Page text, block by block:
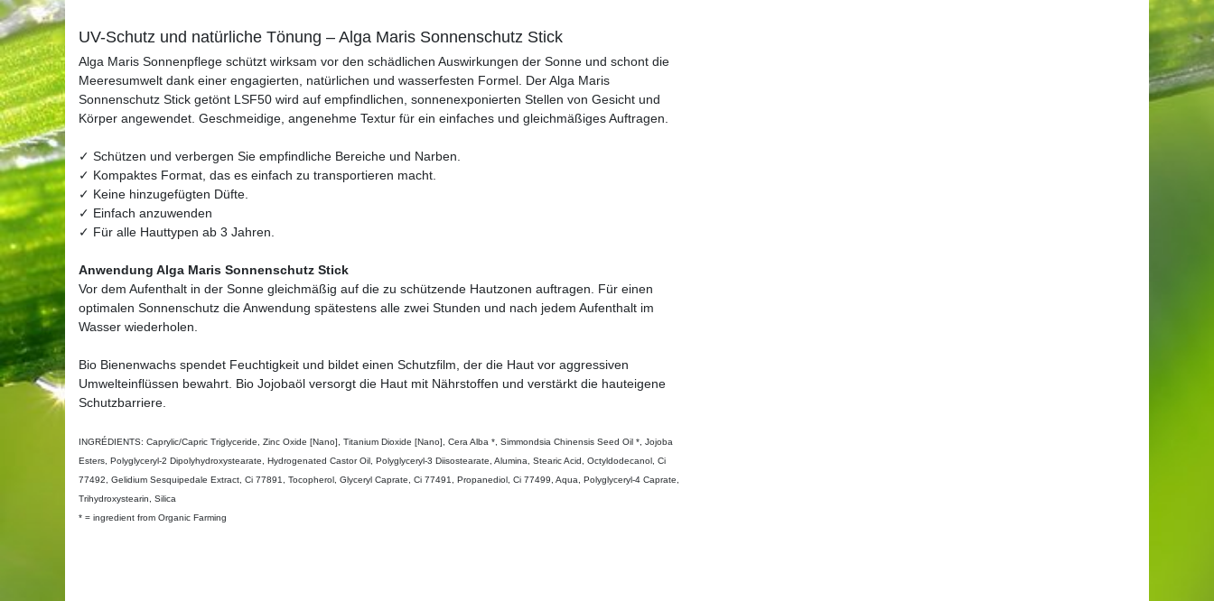
UV-Schutz und natürliche Tönung – Alga Maris Sonnenschutz Stick
Alga Maris Sonnenpflege schützt wirksam vor den schädlichen Auswirkungen der Sonne und schont die
Meeresumwelt dank einer engagierten, natürlichen und wasserfesten Formel. Der Alga Maris
Sonnenschutz Stick getönt LSF50 wird auf empfindlichen, sonnenexponierten Stellen von Gesicht und
Körper angewendet. Geschmeidige, angenehme Textur für ein einfaches und gleichmäßiges Auftragen.
✓ Schützen und verbergen Sie empfindliche Bereiche und Narben.
✓ Kompaktes Format, das es einfach zu transportieren macht.
✓ Keine hinzugefügten Düfte.
✓ Einfach anzuwenden
✓ Für alle Hauttypen ab 3 Jahren.
Anwendung Alga Maris Sonnenschutz Stick
Vor dem Aufenthalt in der Sonne gleichmäßig auf die zu schützende Hautzonen auftragen. Für einen
optimalen Sonnenschutz die Anwendung spätestens alle zwei Stunden und nach jedem Aufenthalt im
Wasser wiederholen.
Bio Bienenwachs spendet Feuchtigkeit und bildet einen Schutzfilm, der die Haut vor aggressiven
Umwelteinflüssen bewahrt. Bio Jojobaöl versorgt die Haut mit Nährstoffen und verstärkt die hauteigene
Schutzbarriere.
INGRÉDIENTS: Caprylic/Capric Triglyceride, Zinc Oxide [Nano], Titanium Dioxide [Nano], Cera Alba *, Simmondsia Chinensis Seed Oil *, Jojoba
Esters, Polyglyceryl-2 Dipolyhydroxystearate, Hydrogenated Castor Oil, Polyglyceryl-3 Diisostearate, Alumina, Stearic Acid, Octyldodecanol, Ci
77492, Gelidium Sesquipedale Extract, Ci 77891, Tocopherol, Glyceryl Caprate, Ci 77491, Propanediol, Ci 77499, Aqua, Polyglyceryl-4 Caprate,
Trihydroxystearin, Silica
* = ingredient from Organic Farming